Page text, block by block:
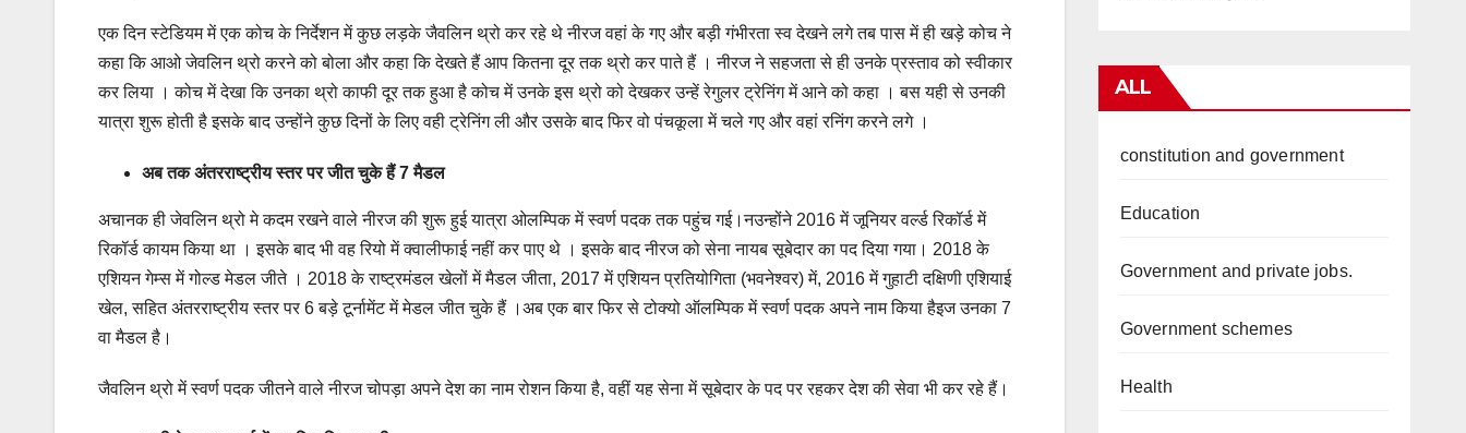
एक दिन स्टेडियम में एक कोच के निर्देशन में कुछ लड़के जैवलिन थ्रो कर रहे थे नीरज वहां के गए और बड़ी गंभीरता स्व देखने लगे तब पास में ही खड़े कोच ने
कहा कि आओ जेवलिन थ्रो करने को बोला और कहा कि देखते हैं आप कितना दूर तक थ्रो कर पाते हैं । नीरज ने सहजता से ही उनके प्रस्ताव को स्वीकार
कर लिया । कोच में देखा कि उनका थ्रो काफी दूर तक हुआ है कोच में उनके इस थ्रो को देखकर उन्हें रेगुलर ट्रेनिंग में आने को कहा । बस यही से उनकी
यात्रा शुरू होती है इसके बाद उन्होंने कुछ दिनों के लिए वही ट्रेनिंग ली और उसके बाद फिर वो पंचकूला में चले गए और वहां रनिंग करने लगे ।
अब तक अंतरराष्ट्रीय स्तर पर जीत चुके हैं 7 मैडल
अचानक ही जेवलिन थ्रो मे कदम रखने वाले नीरज की शुरू हुई यात्रा ओलम्पिक में स्वर्ण पदक तक पहुंच गई।नउन्होंने 2016 में जूनियर वर्ल्ड रिकॉर्ड में
रिकॉर्ड कायम किया था । इसके बाद भी वह रियो में क्वालीफाई नहीं कर पाए थे । इसके बाद नीरज को सेना नायब सूबेदार का पद दिया गया। 2018 के
एशियन गेम्स में गोल्ड मेडल जीते । 2018 के राष्ट्रमंडल खेलों में मैडल जीता, 2017 में एशियन प्रतियोगिता (भवनेश्वर) में, 2016 में गुहाटी दक्षिणी एशियाई
खेल, सहित अंतरराष्ट्रीय स्तर पर 6 बड़े टूर्नामेंट में मेडल जीत चुके हैं ।अब एक बार फिर से टोक्यो ऑलम्पिक में स्वर्ण पदक अपने नाम किया हैइज उनका 7
वा मैडल है।
जैवलिन थ्रो में स्वर्ण पदक जीतने वाले नीरज चोपड़ा अपने देश का नाम रोशन किया है, वहीं यह सेना में सूबेदार के पद पर रहकर देश की सेवा भी कर रहे हैं।
ALL
constitution and government
Education
Government and private jobs.
Government schemes
Health